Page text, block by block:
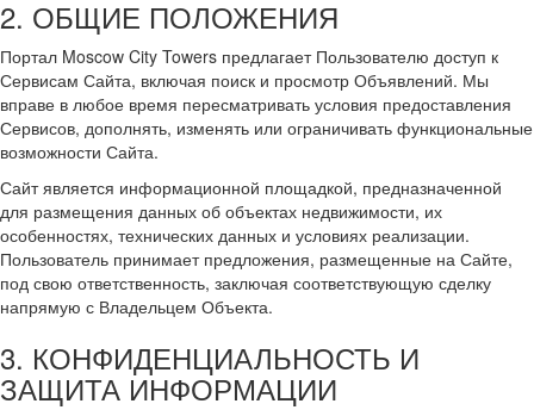
2. ОБЩИЕ ПОЛОЖЕНИЯ
Портал Moscow City Towers предлагает Пользователю доступ к
Сервисам Сайта, включая поиск и просмотр Объявлений. Мы
вправе в любое время пересматривать условия предоставления
Сервисов, дополнять, изменять или ограничивать функциональные
возможности Сайта.
Сайт является информационной площадкой, предназначенной
для размещения данных об объектах недвижимости, их
особенностях, технических данных и условиях реализации.
Пользователь принимает предложения, размещенные на Сайте,
под свою ответственность, заключая соответствующую сделку
напрямую с Владельцем Объекта.
3. КОНФИДЕНЦИАЛЬНОСТЬ И
ЗАЩИТА ИНФОРМАЦИИ